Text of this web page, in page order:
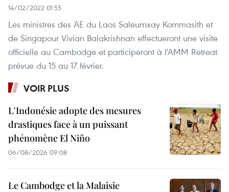
14/02/2022 01:55
Les ministres des AE du Laos Saleumxay Kommasith et
de Singapour Vivian Balakrishnan effectueront une visite
officielle au Cambodge et participeront à l'AMM Retreat
prévue du 15 au 17 février.
VOIR PLUS
L'Indonésie adopte des mesures
drastiques face à un puissant
phénomène El Niño
06/08/2026 09:08
Le Cambodge et la Malaisie